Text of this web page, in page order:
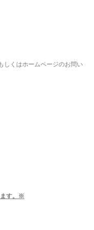
くはホームページのお問い
す。※